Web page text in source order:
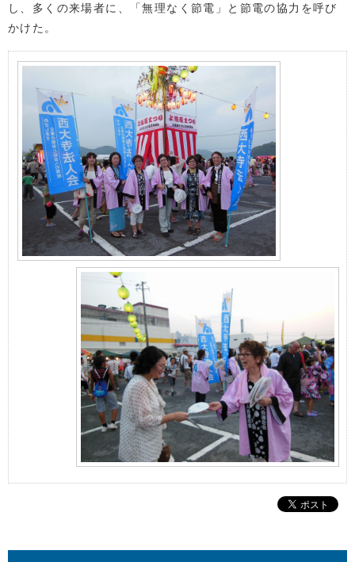
し、多くの来場者に、「無理なく節電」と節電の協力を呼び
かけた。